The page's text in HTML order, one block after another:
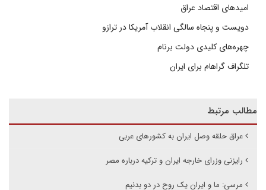
امیدهای اقتصاد عراق
دویست و پنجاه سالگی انقلاب آمریکا در ترازو
چهره‌های کلیدی دولت برنام
تلگراف گراهام برای ایران
مطالب مرتبط
عراق حلقه وصل ایران به کشورهای عربی
رایزنی وزرای خارجه ایران و ترکیه درباره مصر
مرسی: ما و ایران یک روح در دو بدنیم